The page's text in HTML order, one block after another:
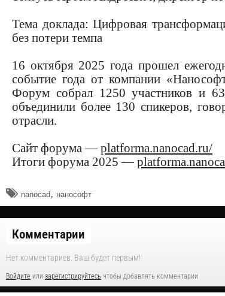
Тема доклада: Цифровая
без потери темпа
16 октября 2025 года прошел
событие года от компании
Форум собрал 1250 участников и
объединили более 130 спикеров,
отрасли.
Сайт форума —platforma.nanocad.ru/
Итоги форума 2025 —
nanocad, нанософт
Комментарии
Нет комментариев. Ваш будет первым!
Войдите или зарегистрируйтесь чтобы добавлять комментарии